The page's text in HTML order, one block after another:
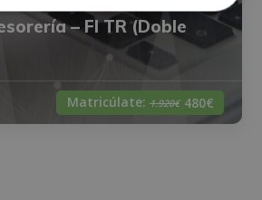
– FI TR (Doble
Matricúlate:1.920€ 480€